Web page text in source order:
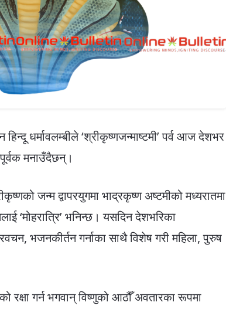
धर्मावलम्बीले ‘श्रीकृष्णजन्माष्टमी’ पर्व आज देशभर
मनाउँदैछन्।
जन्म द्वापरयुगमा भाद्रकृष्ण अष्टमीको मध्यरातमा
‘मोहरात्रि’ भनिन्छ। यसदिन देशभरिका
भजनकीर्तन गर्नाका साथै विशेष गरी महिला, पुरुष
रक्षा गर्न भगवान् विष्णुको आठौँ अवतारका रूपमा